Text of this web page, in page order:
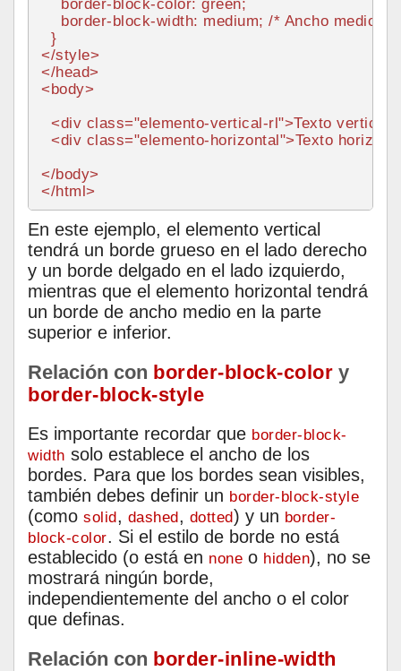
border-block-color: green;
border-block-width: medium; /* Ancho medio
</style>
</head>
<body>
<div class="elemento-vertical-rl">Texto vertical
<div class="elemento-horizontal">Texto
</body>
</html>
En este ejemplo, el elemento vertical
tendrá un borde grueso en el lado derecho
y un borde delgado en el lado izquierdo,
mientras que el elemento horizontal tendrá
un borde de ancho medio en la parte
superior e inferior.
Relación con border-block-color y
border-block-style
Es importante recordar que border-block-
width solo establece el ancho de los
bordes. Para que los bordes sean visibles,
también debes definir un border-block-style
(como solid, dashed, dotted) y un border-
block-color. Si el estilo de borde no está
establecido (o está en none o hidden), no se
mostrará ningún borde,
independientemente del ancho o el color
que definas.
Relación con border-inline-width